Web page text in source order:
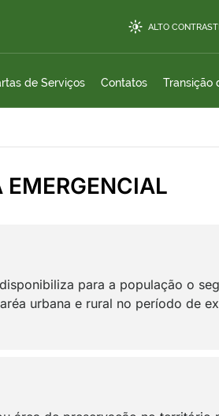
ALTO
de Serviços Contatos Transição
EMERGENCIAL
para a população o
urbana e rural no período de